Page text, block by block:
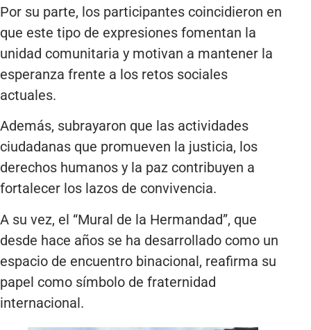
Por su parte, los participantes coincidieron en
que este tipo de expresiones fomentan la
unidad comunitaria y motivan a mantener la
esperanza frente a los retos sociales
actuales.
Además, subrayaron que las actividades
ciudadanas que promueven la justicia, los
derechos humanos y la paz contribuyen a
fortalecer los lazos de convivencia.
A su vez, el “Mural de la Hermandad”, que
desde hace años se ha desarrollado como un
espacio de encuentro binacional, reafirma su
papel como símbolo de fraternidad
internacional.